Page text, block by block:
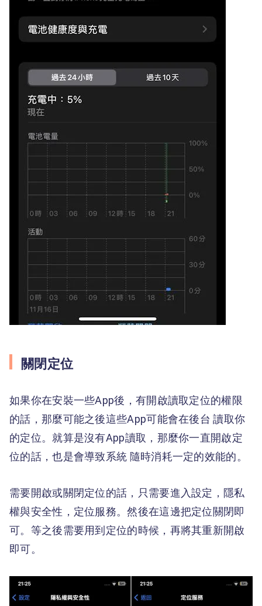
關閉定位
如果你在安裝一些App後，有開啟讀取定位的權限
的話，那麼可能之後這些App可能會在後台 讀取你
的定位。就算是沒有App讀取，那麼你一直開啟定
位的話，也是會導致系統 隨時消耗一定的效能的。
需要開啟或關閉定位的話，只需要進入設定，隱私
權與安全性，定位服務。然後在這邊把定位關閉即
可。等之後需要用到定位的時候，再將其重新開啟
即可。